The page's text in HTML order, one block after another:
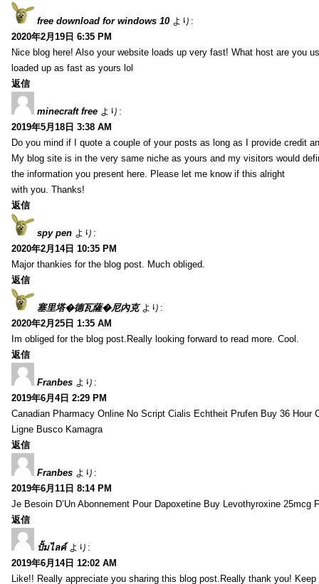
free download for windows 10 より:
2020年2月19日 6:35 PM
Nice blog here! Also your website loads up very fast! What host are you
loaded up as fast as yours lol
返信
minecraft free より:
2019年5月18日 3:38 AM
Do you mind if I quote a couple of your posts as long as I provide credit
My blog site is in the very same niche as yours and my visitors would
the information you present here. Please let me know if this alright
with you. Thanks!
返信
spy pen より:
2020年2月14日 10:35 PM
Major thankies for the blog post. Much obliged.
返信
塞里塔�德瓦薩�尼內克 より:
2020年2月25日 1:35 AM
Im obliged for the blog post.Really looking forward to read more. Cool.
返信
Franbes より:
2019年6月4日 2:29 PM
Canadian Pharmacy Online No Script Cialis Echtheit Prufen Buy 36 Hour
Ligne Busco Kamagra
返信
Franbes より:
2019年6月11日 8:14 PM
Je Besoin D’Un Abonnement Pour Dapoxetine Buy Levothyroxine 25mcg
返信
ปั้มไลค์ より:
2019年6月14日 12:02 AM
Like!! Really appreciate you sharing this blog post.Really thank you! Keep